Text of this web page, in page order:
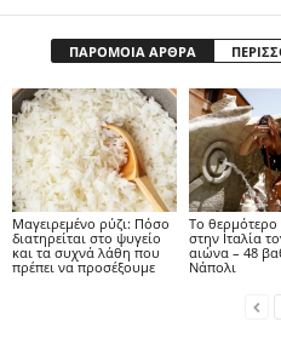
ΠΑΡΟΜΟΙΑ ΑΡΘΡΑ
Μαγειρεμένο ρύζι: Πόσο
διατηρείται στο ψυγείο
και τα συχνά λάθη που
πρέπει να προσέξουμε
Το θερμότερο
στην Ιταλία
αιώνα – 48
Νάπολι